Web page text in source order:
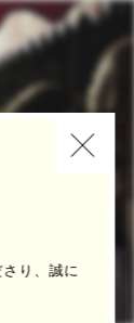
り、誠に